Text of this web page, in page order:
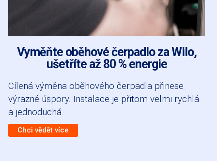
Vyměňte oběhové čerpadlo za Wilo,
ušetříte až 80 % energie
Cílená výměna oběhového čerpadla přinese
výrazné úspory. Instalace je přitom velmi rychlá
a jednoduchá.
Chci vědět více